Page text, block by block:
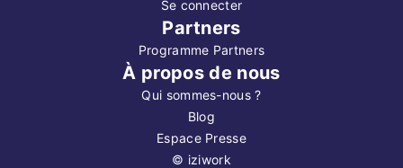
Se connecter
Partners
Programme Partners
À propos de nous
Qui sommes-nous ?
Blog
Espace Presse
© iziwork